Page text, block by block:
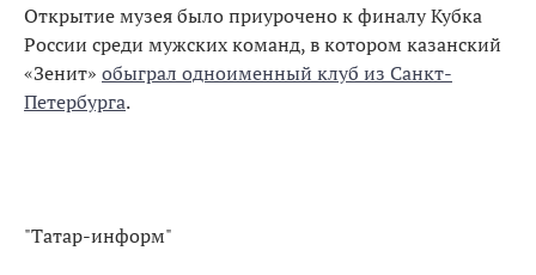
Открытие музея было приурочено к финалу Кубка
России среди мужских команд, в котором казанский
«Зенит» обыграл одноименный клуб из Санкт-
Петербурга.
"Татар-информ"